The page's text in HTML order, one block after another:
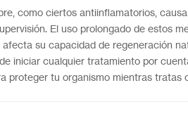
como ciertos antiinflamatorios,
El uso prolongado de estos
su capacidad de regeneración
iniciar cualquier tratamiento por
proteger tu organismo mientras tratas